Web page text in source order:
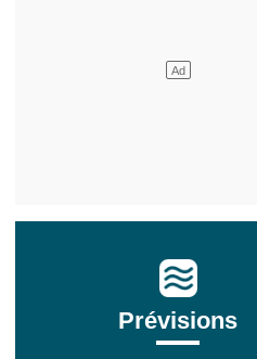
Prévisions